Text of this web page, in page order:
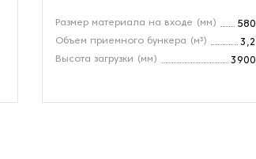
Размер материала на входе (мм)
580
Объем приемного бункера (м³)
3,2
Высота загрузки (мм)
3900